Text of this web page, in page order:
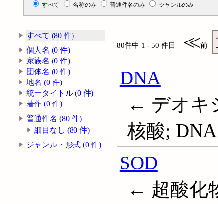
すべて 名称のみ 普通件名のみ ジャンルのみ
すべて (80 件)
個人名 (0 件)
家族名 (0 件)
団体名 (0 件)
地名 (0 件)
統一タイトル (0 件)
著作 (0 件)
普通件名 (80 件)
細目なし (80 件)
ジャンル・形式 (0 件)
80件中 1 - 50 件目 ≪前
DNA
← デオキ
核酸; DNA
SOD
← 超酸化